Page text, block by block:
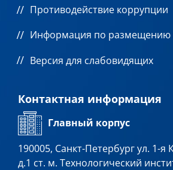
Противодействие коррупции
Информация по размещению
Версия для слабовидящих
Контактная информация
Главный корпус
190005, Санкт-Петербург ул. 1-я
д.1 ст. м. Технологический